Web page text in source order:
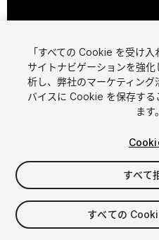
クッキ
1/
$19
消費税は決済時に計算されます
「すべての Cookie を受け入
サイトナビゲーションを強
析し、弊社のマーケティン
バイスに Cookie を保存する
ます。
すべて
すべての